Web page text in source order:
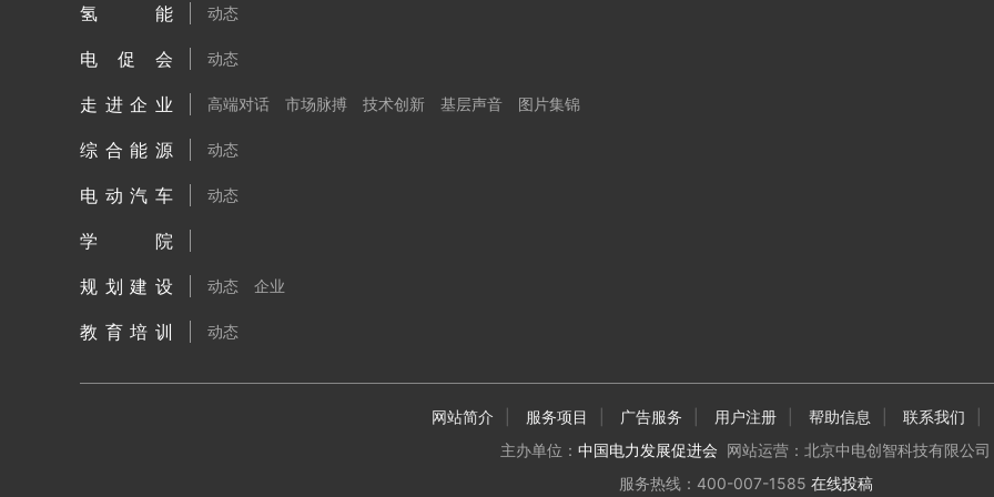
氢能 动态
电促会 动态
走进企业 高端对话 市场脉搏 技术创新 基层声音 图片集锦
综合能源 动态
电动汽车 动态
学院
规划建设 动态 企业
教育培训 动态
网站简介 服务项目 广告服务 用户注册 帮助信息 联系我们
主办单位： 中国电力发展促进会 网站运营：北京中电创智科技有限公司
服务热线：400-007-1585 在线投稿